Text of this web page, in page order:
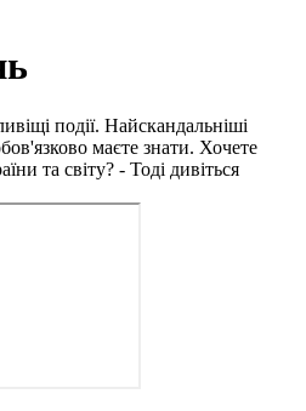
події. Найскандальніші
маєте знати. Хочете
та світу? - Тоді дивіться